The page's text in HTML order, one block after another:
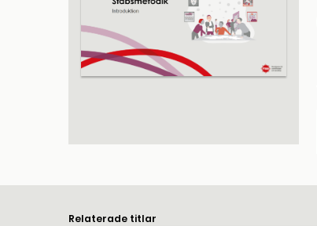
Relaterade titlar